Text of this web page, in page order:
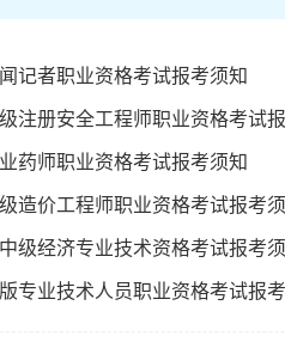
记者职业资格考试报考须知
级注册安全工程师职业资格考试
药师职业资格考试报考须知
级造价工程师职业资格考试报考
中级经济专业技术资格考试报考
版专业技术人员职业资格考试报